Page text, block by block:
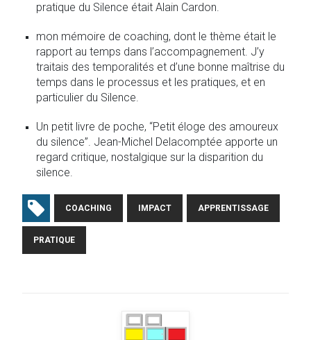
pratique du Silence était Alain Cardon.
mon mémoire de coaching, dont le thème était le
rapport au temps dans l’accompagnement. J’y
traitais des temporalités et d’une bonne maîtrise du
temps dans le processus et les pratiques, et en
particulier du Silence.
Un petit livre de poche, “Petit éloge des amoureux
du silence”. Jean-Michel Delacomptée apporte un
regard critique, nostalgique sur la disparition du
silence.
COACHING IMPACT APPRENTISSAGE
PRATIQUE